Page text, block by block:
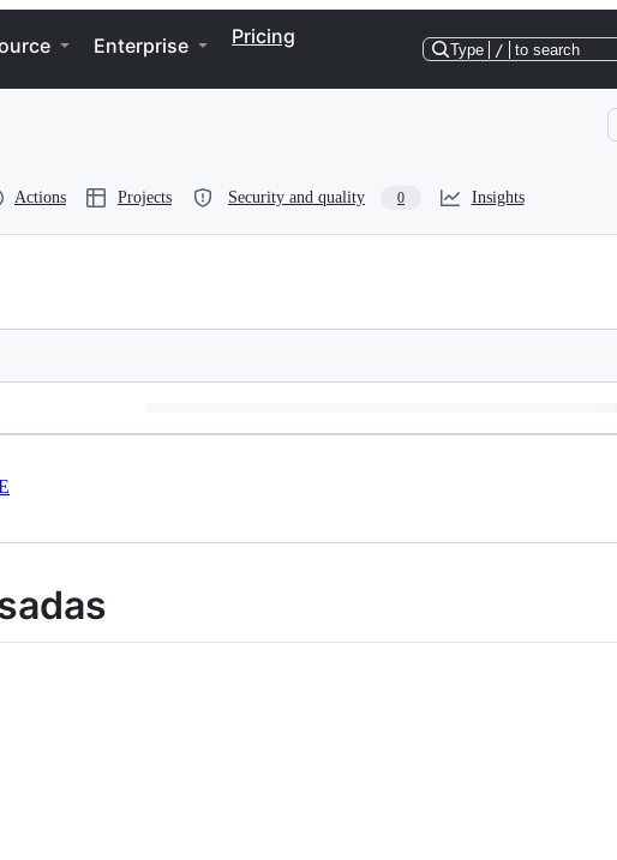
Enterprise Pricing
Type / to search
Actions Projects Security and quality 0 Insights